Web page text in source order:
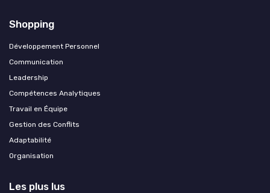
Shopping
Développement Personnel
Communication
Leadership
Compétences Analytiques
Travail en Équipe
Gestion des Conflits
Adaptabilité
Organisation
Les plus lus